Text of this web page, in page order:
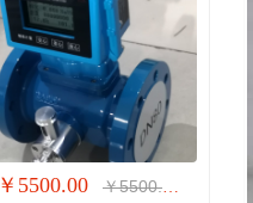
￥5500.00 ￥5500.00